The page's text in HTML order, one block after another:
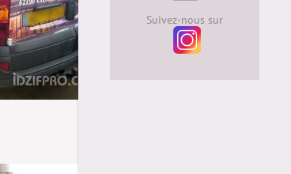
Suivez-nous sur